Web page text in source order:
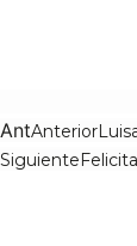
AntAnterior
Siguiente